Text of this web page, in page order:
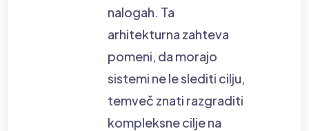
nalogah. Ta
arhitekturna zahteva
pomeni, da morajo
sistemi ne le slediti cilju,
temveč znati razgraditi
kompleksne cilje na